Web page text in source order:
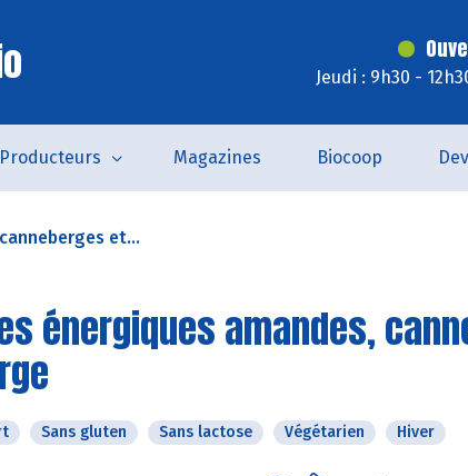
Jeudi : 9h30 -
Producteurs Magazines Biocoop
et...
énergiques amandes,
Sans gluten Sans lactose Végétarien Hiver